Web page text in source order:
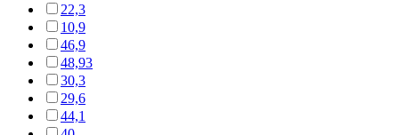
22,3
10,9
46,9
48,93
30,3
29,6
44,1